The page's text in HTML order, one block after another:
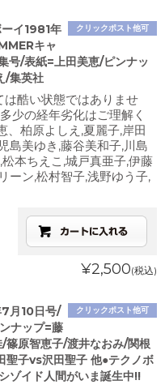
クリックポスト他可
イ1981年
キャ
号/表紙=上田美恵/ピンナッ
/集英社
は酷い状態ではありませ
少の経年劣化はご理解く
、柏原よしえ,夏麗子,岸田
島美ゆき,藤谷美和子,川島
本ちえこ,城戸真亜子,伊藤
ーン,松村智子,浅野ゆう子,
¥2,500(税込)
クリックポスト他可
月10日号/
ナップ=藤
篠原智恵子/渡井なおみ/関根
聖子vs沢田聖子 他●テクノボ
ゾイド人間がいま誕生中!!